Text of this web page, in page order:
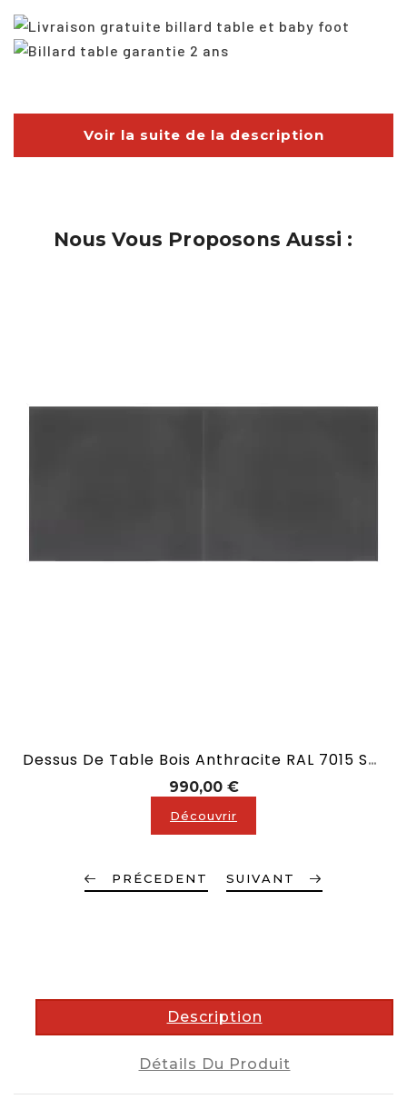
Voir la suite de la description
Nous Vous Proposons Aussi :
Dessus De Table Bois Anthracite RAL 7015 Sans Allonge En 2,10 M
990,00 €Prix
Découvrir
PRÉCEDENT SUIVANT
Description
Détails Du Produit